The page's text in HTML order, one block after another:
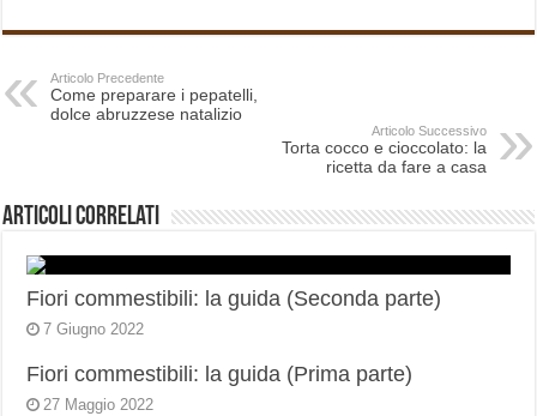
Articolo Precedente
Come preparare i pepatelli,
dolce abruzzese natalizio
Articolo Successivo
Torta cocco e cioccolato: la
ricetta da fare a casa
Articoli correlati
Fiori commestibili: la guida (Seconda parte)
7 Giugno 2022
Fiori commestibili: la guida (Prima parte)
27 Maggio 2022